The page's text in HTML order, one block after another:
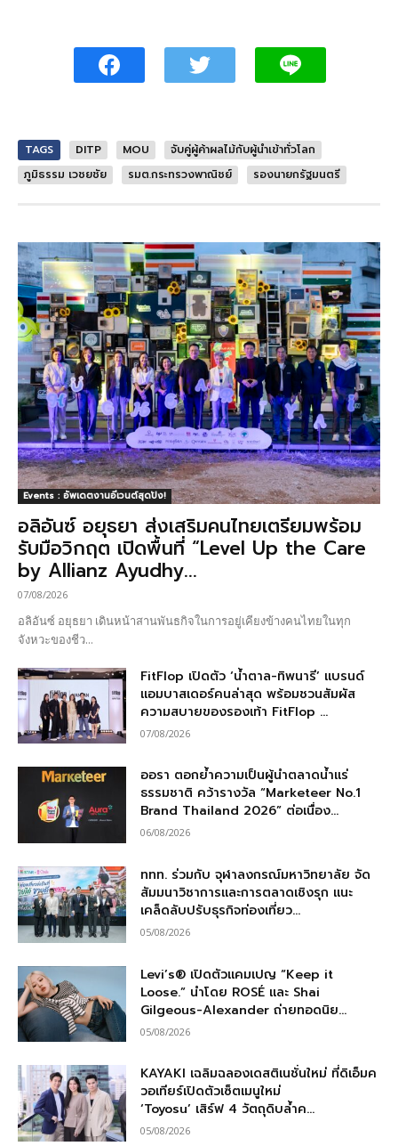
TAGS DITP MOU
จับคู่ผู้ค้าผลไม้กับผู้นำเข้าทั่วโลก
ภูมิธรรม เวชยชัย
รมต.กระทรวงพาณิชย์ รองนายกรัฐมนตรี
Events : อัพเดตงานอีเวนต์สุดปัง!
อลิอันซ์ อยุธยา ส่งเสริมคนไทยเตรียมพร้อม
รับมือวิกฤต เปิดพื้นที่ “Level Up the Care
by Allianz Ayudhy...
07/08/2026
อลิอันซ์ อยุธยา เดินหน้าสานพันธกิจในการอยู่เคียงข้างคนไทยในทุก
จังหวะของชีว...
FitFlop เปิดตัว ‘น้ำตาล-ทิพนารี’ แบรนด์
แอมบาสเดอร์คนล่าสุด พร้อมชวนสัมผัส
ความสบายของรองเท้า FitFlop ...
07/08/2026
ออรา ตอกย้ำความเป็นผู้นำตลาดน้ำแร่
ธรรมชาติ คว้ารางวัล “Marketeer No.1
Brand Thailand 2026” ต่อเนื่อง...
06/08/2026
ททท. ร่วมกับ จุฬาลงกรณ์มหาวิทยาลัย จัด
สัมมนาวิชาการและการตลาดเชิงรุก แนะ
เคล็ดลับปรับธุรกิจท่องเที่ยว...
05/08/2026
Levi’s® เปิดตัวแคมเปญ “Keep it
Loose.” นำโดย ROSÉ และ Shai
Gilgeous-Alexander ถ่ายทอดนิย...
05/08/2026
KAYAKI เฉลิมฉลองเดสติเนชั่นใหม่ ที่ดิเอ็มค
วอเทียร์เปิดตัวเซ็ตเมนูใหม่
‘Toyosu’ เสิร์ฟ 4 วัตถุดิบล้ำค...
05/08/2026